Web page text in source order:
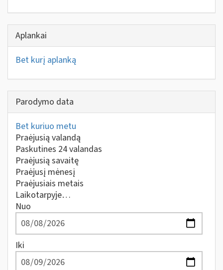
Aplankai
Bet kurį aplanką
Parodymo data
Bet kuriuo metu
Praėjusią valandą
Paskutines 24 valandas
Praėjusią savaitę
Praėjusį mėnesį
Praėjusiais metais
Laikotarpyje…
Nuo
Iki